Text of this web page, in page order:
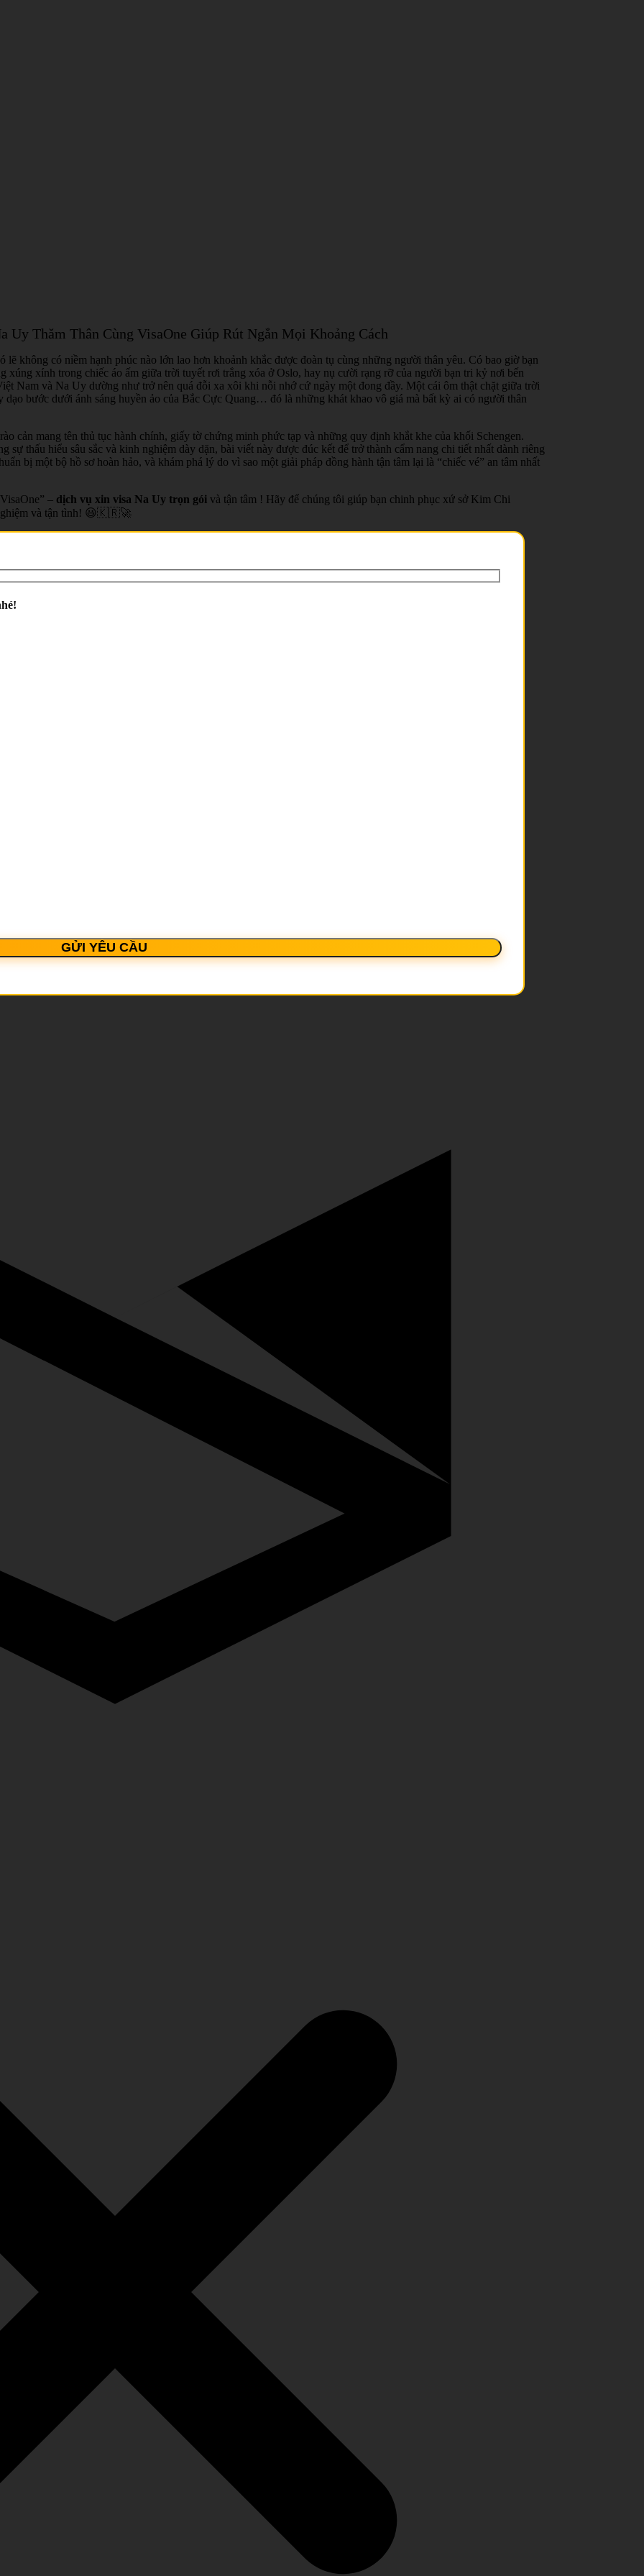
Thăm Thân Cùng VisaOne Giúp Rút Ngắn Mọi Khoảng Cách
không có niềm hạnh phúc nào lớn lao hơn khoảnh khắc được đoàn tụ cùng những người thân yêu. Có bao giờ bạn
xúng xính trong chiếc áo ấm giữa trời tuyết rơi trắng xóa ở Oslo, hay nụ cười rạng rỡ của người bạn tri kỷ nơi bến
Nam và Na Uy dường như trở nên quá đỗi xa xôi khi nỗi nhớ cứ ngày một đong đầy. Một cái ôm thật chặt giữa trời
bước dưới ánh sáng huyền ảo của Bắc Cực Quang… đó là những khát khao vô giá mà bất kỳ ai có người thân
cản mang tên thủ tục hành chính, giấy tờ chứng minh phức tạp và những quy định khắt khe của khối Schengen.
thấu hiểu sâu sắc và kinh nghiệm dày dặn, bài viết này được đúc kết để trở thành cẩm nang chi tiết nhất dành riêng
bị một bộ hồ sơ hoàn hảo, và khám phá lý do vì sao một giải pháp đồng hành tận tâm lại là “chiếc vé” an tâm nhất
– dịch vụ xin visa Na Uy trọn gói và tận tâm ! Hãy để chúng tôi giúp bạn chinh phục xứ sở Kim Chi
nghiệm và tận tình! 😃🇰🇷🚀